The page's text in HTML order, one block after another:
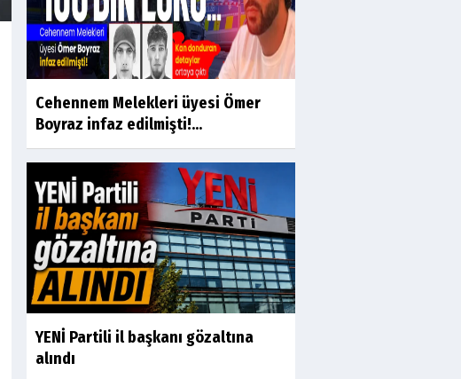
Cehennem Melekleri üyesi Ömer
Boyraz infaz edilmişti!...
YENİ Partili il başkanı gözaltına
alındı